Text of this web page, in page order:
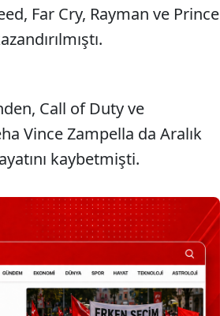
Far Cry, Rayman ve Prince
Call of Duty ve
Vince Zampella da Aralık
kaybetmişti.